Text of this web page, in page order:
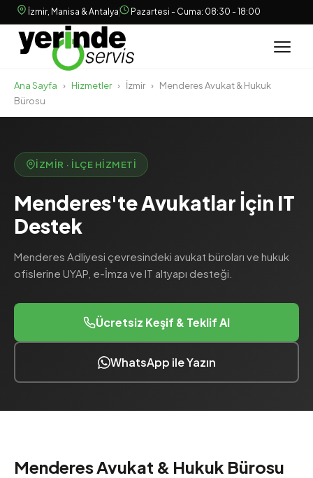
İzmir, Manisa & Antalya Pazartesi - Cuma: 08:30 - 18:00
Ana Sayfa › Hizmetler › İzmir › Menderes Avukat & Hukuk
Bürosu
İZMIR · İLÇE HIZMETI
Menderes'te Avukatlar İçin IT
Destek
Menderes Adliyesi çevresindeki avukat büroları ve hukuk
ofislerine UYAP, e-İmza ve IT altyapı desteği.
Ücretsiz Keşif & Teklif Al
WhatsApp ile Yazın
Menderes Avukat & Hukuk Bürosu